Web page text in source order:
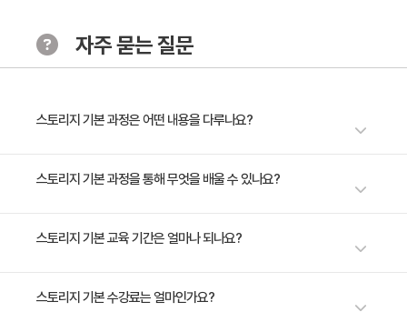
· 학습 목표
HDD, SSD, NVME 등 다양한 스토리지 매체의 특징과 장
를 이해하여 데이터 저장 환경의 성능, 안정성, 효율성을
· 주요 내용
3. RAID 종류
[Chapter 4. 스토리지 관리]
자주 묻는 질문
스토리지 기본 과정은 어떤 내용을 다루나요?
스토리지의 세계는 데이터의 안정성이 비즈니스 성공을 좌우합니다. 이 교육
지, 스토리지의 모든 것을 배우며 DAS, NAS, SAN의 차이를 비롯하여, 데
연속성을 보장하는 스토리지 시스템을 구축하는 전문성을 갖추게 됩니다. 지
스토리지 기본 과정을 통해 무엇을 배울 수 있나요?
다양한 스토리지 유형과 기술을 이해하고, 스토리지 시스템을 설계하고 구성
경을 구축하는 방안을 학습할 수 있습니다.
스토리지 기본 교육 기간은 얼마나 되나요?
2일 과정입니다. 상세 일정은 교육 페이지에서 확인하실 수 있습니다.
스토리지 기본 수강료는 얼마인가요?